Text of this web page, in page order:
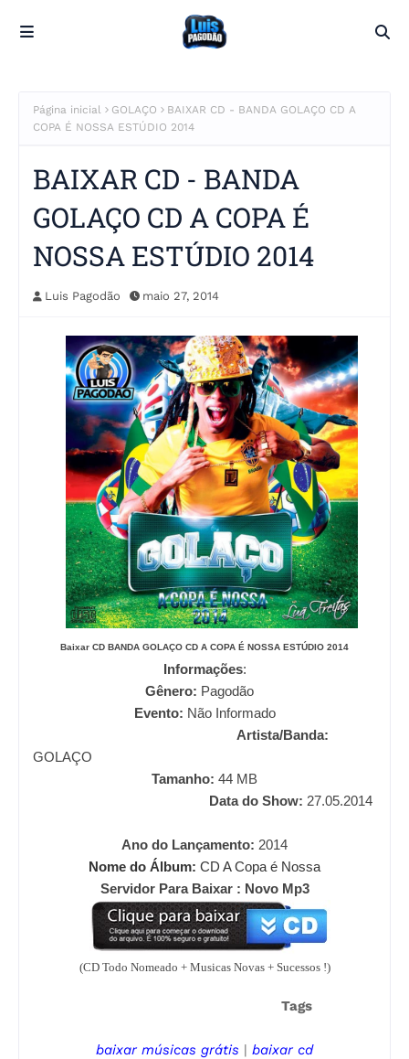
Página inicial GOLAÇO
BAIXAR CD - BANDA GOLAÇO CD A
COPA É NOSSA ESTÚDIO 2014
BAIXAR CD - BANDA
GOLAÇO CD A COPA É
NOSSA ESTÚDIO 2014
Luis Pagodão maio 27, 2014
Baixar CD BANDA GOLAÇO CD A COPA É NOSSA ESTÚDIO 2014
Informações:
Gênero: Pagodão
Evento: Não Informado
Artista/Banda:
GOLAÇO
Tamanho: 44 MB
Data do Show: 27.05.2014
Ano do Lançamento: 2014
Nome do Álbum: CD A Copa é Nossa
Servidor Para Baixar : Novo Mp3
(CD Todo Nomeado + Musicas Novas + Sucessos !)
Tags
baixar músicas grátis | baixar cd